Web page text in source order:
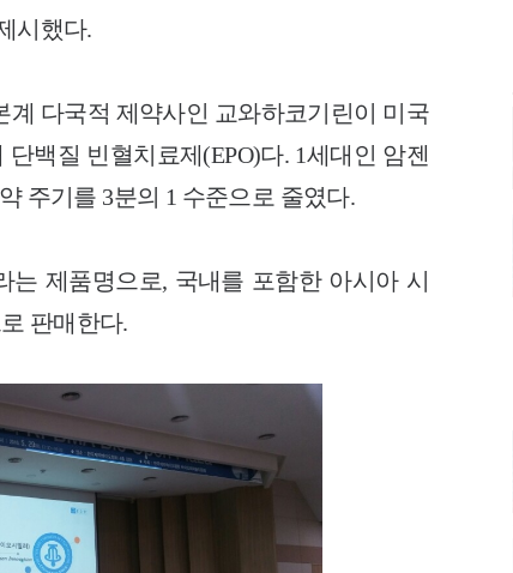
시했다.
다국적 제약사인 교와하코기린이 미국
백질 빈혈치료제(EPO)다. 1세대인 암젠
주기를 3분의 1 수준으로 줄였다.
제품명으로, 국내를 포함한 아시아 시
판매한다.